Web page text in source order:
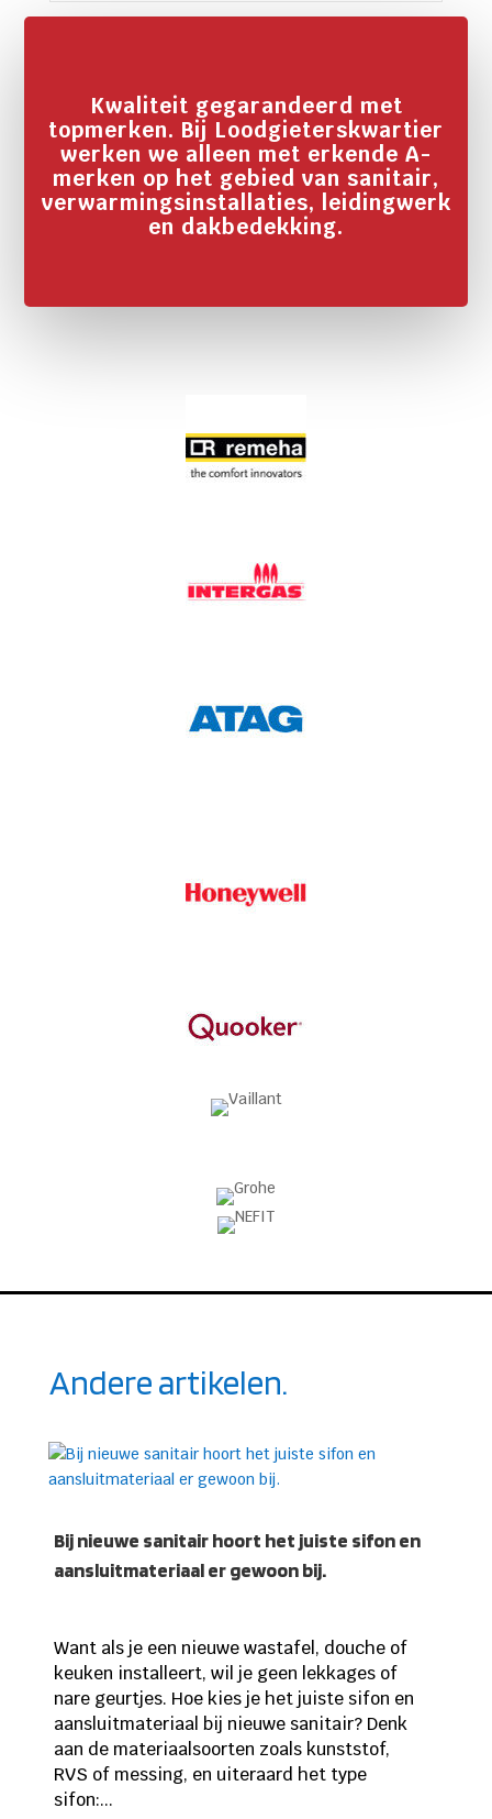
Kwaliteit gegarandeerd met
topmerken. Bij Loodgieterskwartier
werken we alleen met erkende A-
merken op het gebied van sanitair,
verwarmingsinstallaties, leidingwerk
en dakbedekking.
Andere artikelen.
Bij nieuwe sanitair hoort het juiste sifon en
aansluitmateriaal er gewoon bij.
Want als je een nieuwe wastafel, douche of
keuken installeert, wil je geen lekkages of
nare geurtjes. Hoe kies je het juiste sifon en
aansluitmateriaal bij nieuwe sanitair? Denk
aan de materiaalsoorten zoals kunststof,
RVS of messing, en uiteraard het type
sifon:...